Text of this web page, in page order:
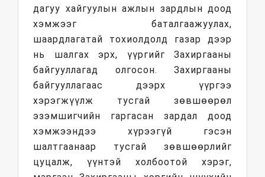
дагуу хайгуулын ажлын зардлын доод
хэмжээг баталгаажуулах,
шаардлагатай тохиолдолд газар дээр
нь шалгах эрх, үүргийг Захиргааны
байгууллагад олгосон. Захиргааны
байгууллагаас дээрх үүргээ
хэрэгжүүлж тусгай зөвшөөрөл
эзэмшигчийн гаргасан зардал доод
хэмжээндээ хүрээгүй гэсэн
шалтгаанаар тусгай зөвшөөрлийг
цуцалж, үүнтэй холбоотой хэрэг,